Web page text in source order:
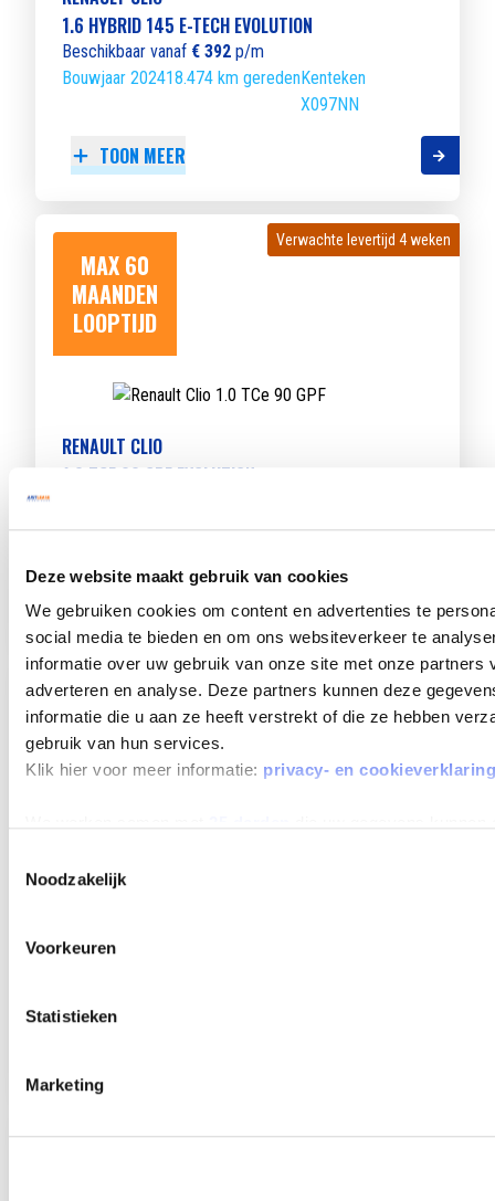
Deze website maakt gebruik van cookies
We gebruiken cookies om content en advertenties te
social media te bieden en om ons websiteverkeer te
informatie over uw gebruik van onze site met onze partners
adverteren en analyse. Deze partners kunnen deze
informatie die u aan ze heeft verstrekt of die ze hebben
gebruik van hun services.
Klik hier voor meer informatie: privacy- en cookieverklaring
Noodzakelijk
Voorkeuren
Statistieken
Marketing
1.6 HYBRID 145 E-TECH EVOLUTION
Beschikbaar vanaf € 392 p/m
Bouwjaar 202418.474 km geredenKenteken
X097NN
TOON MEER
MAX 60
MAANDEN
LOOPTIJD
Verwachte levertijd 4 weken
Verwachte levertijd 4 weken
RENAULT CLIO
1.0 TCE 90 GPF EVOLUTION
Bouwjaar 202512.486 km geredenKenteken
TOON MEER
MAX 60
MAANDEN
LOOPTIJD
Verwachte levertijd 4 weken
Verwachte levertijd 4 weken
RENAULT CLIO
Beschikbaar vanaf
Verwachte levertijd 4 weken
Verwachte levertijd 4 weken